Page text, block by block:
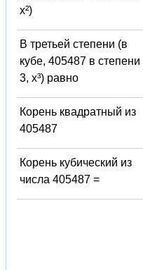
x²)
В третьей степени (в
кубе, 405487 в степени
3, x³) равно
Корень квадратный из
405487
Корень кубический из
числа 405487 =